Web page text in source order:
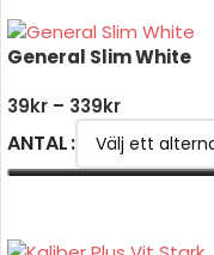
General Slim White
39kr – 339kr
ANTAL